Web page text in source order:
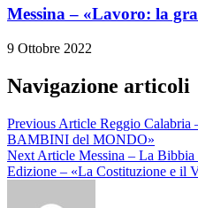
Messina – «Lavoro: la
9 Ottobre 2022
Navigazione articoli
Previous Article Reggio Calabria
BAMBINI del MONDO»
Next Article Messina – La Bibbia
Edizione – «La Costituzione e il